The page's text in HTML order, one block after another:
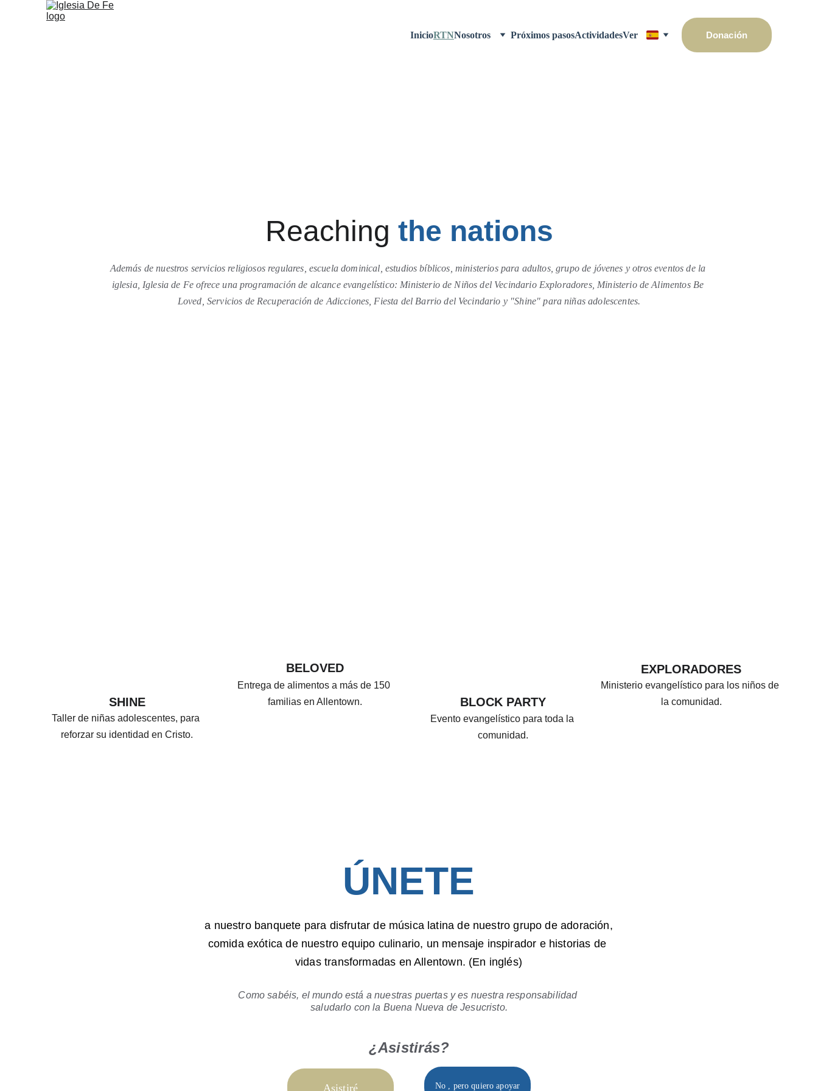
InicioRTNNosotros Próximos pasosActividadesVer Donación
Reaching the nations
Además de nuestros servicios religiosos regulares, escuela dominical, estudios bíblicos, ministerios para adultos, grupo de jóvenes y otros eventos de la
iglesia, Iglesia de Fe ofrece una programación de alcance evangelístico: Ministerio de Niños del Vecindario Exploradores, Ministerio de Alimentos Be
Loved, Servicios de Recuperación de Adicciones, Fiesta del Barrio del Vecindario y "Shine" para niñas adolescentes.
SHINE
Taller de niñas adolescentes, para
reforzar su identidad en Cristo.
BELOVED
Entrega de alimentos a más de 150
familias en Allentown.
BLOCK PARTY
Evento evangelístico para toda la
comunidad.
EXPLORADORES
Ministerio evangelístico para los niños de
la comunidad.
ÚNETE
a nuestro banquete para disfrutar de música latina de nuestro grupo de adoración,
comida exótica de nuestro equipo culinario, un mensaje inspirador e historias de
vidas transformadas en Allentown. (En inglés)
Asistiré
Como sabéis, el mundo está a nuestras puertas y es nuestra responsabilidad
saludarlo con la Buena Nueva de Jesucristo.
No , pero quiero apoyar
¿Asistirás?